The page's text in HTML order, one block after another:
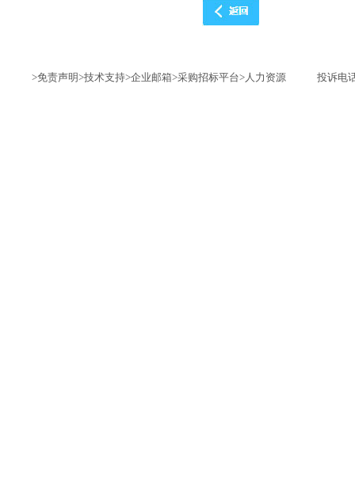
>免责声明>技术支持>企业邮箱>采购招标平台>人力资源 投诉电话：